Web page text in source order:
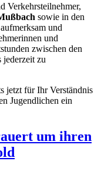
Verkehrsteilnehmer,
sowie in den
und
und
zwischen den
jederzeit zu
jetzt für Ihr Verständnis
Jugendlichen ein
um ihren